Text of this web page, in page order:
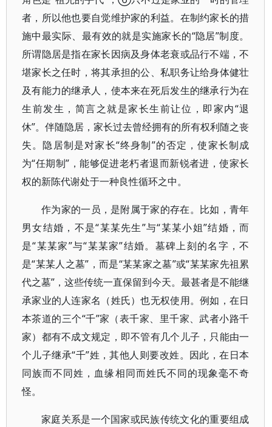
者，所以他也要自觉维护家的利益。在制约家长的措
施中最实际、最有效的就是实施家长的“隐居”制度。
所谓隐居是指在家长因病及身体老衰或品行不端，不
堪家长之任时，将其承担的公、私职务让给身体健壮
及有能力的继承人，使本来在死后发生的继承行为在
生前发生，简言之就是家长生前让位，即家内“退
休”。伴随隐居，家长过去曾经拥有的所有权利随之丧
失。隐居制是对家长“终身制”的否定，使家长制成
为“任期制”，能够促进老朽者退而新锐者进，使家长
权的新陈代谢处于一种良性循环之中。
作为家的一员，是附属于家的存在。比如，青年
男女结婚，不是“某某先生”与“某某小姐”结婚，而
是“某某家”与“某某家”结婚。墓碑上刻的名字，不
是“某某人之墓”，而是“某某家之墓”或“某某家先祖累
代之墓”，这些传统一直保留到今天。最甚者是不能继
承家业的人连家名（姓氏）也无权使用。例如，在日
本茶道的三个“千”家（表千家、里千家、武者小路千
家）都有不成文规定，即不管有几个儿子，只能由一
个儿子继承“千”姓，其他人则要改姓。因此，在日本
同族而不同姓，血缘相同而姓氏不同的现象毫不奇
怪。
家庭关系是一个国家或民族传统文化的重要组成